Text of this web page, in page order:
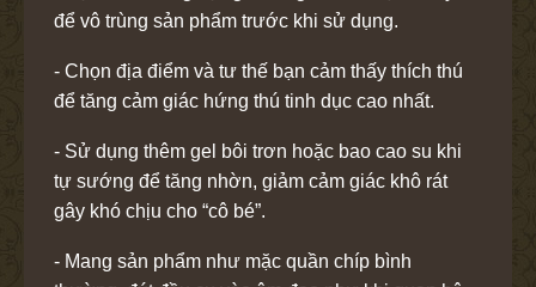
để vô trùng sản phẩm trước khi sử dụng.
- Chọn địa điểm và tư thế bạn cảm thấy thích thú
để tăng cảm giác hứng thú tinh dục cao nhất.
- Sử dụng thêm gel bôi trơn hoặc bao cao su khi
tự sướng để tăng nhờn, giảm cảm giác khô rát
gây khó chịu cho “cô bé”.
- Mang sản phẩm như mặc quần chíp bình